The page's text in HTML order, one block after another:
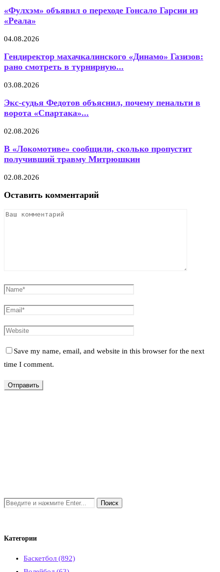
«Фулхэм» объявил о переходе Гонсало Гарсии из
«Реала»
04.08.2026
Гендиректор махачкалинского «Динамо» Газизов:
рано смотреть в турнирную...
03.08.2026
Экс-судья Федотов объяснил, почему пенальти в
ворота «Спартака»...
02.08.2026
В «Локомотиве» сообщили, сколько пропустит
получивший травму Митрюшкин
02.08.2026
Оставить комментарий
Save my name, email, and website in this browser for the next
time I comment.
Категории
Баскетбол (892)